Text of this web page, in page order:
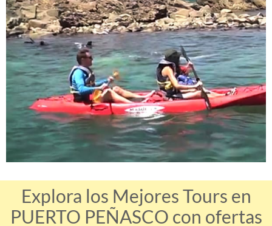
Explora los Mejores Tours en
PUERTO PEÑASCO con ofertas